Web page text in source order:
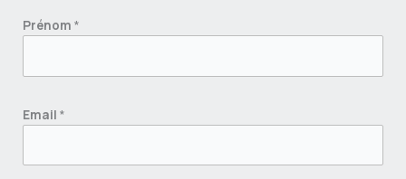
r
n
m
Prénom *
Email *